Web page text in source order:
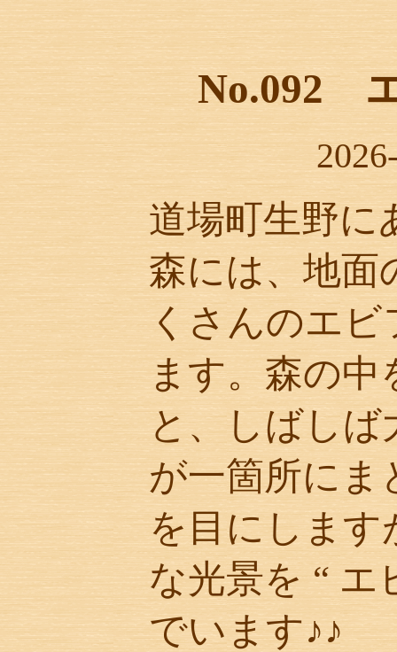
No.092
道場町生野に
森には、地面
くさんのエビ
ます。森の中
と、しばしば
が一箇所にま
を目にします
な光景を “ エ
でいます♪♪